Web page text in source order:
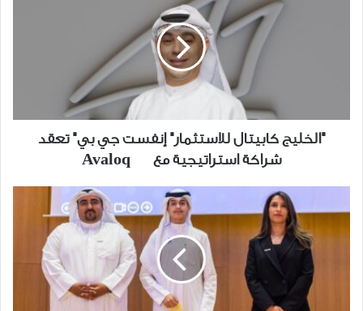
شراكة
استراتيجية
"الخليج كابيتال للاستثمار" إنفست جي بي" تعقد
شراكة استراتيجية مع Avaloq
"زين"
تُسهم
بإعداد
القادم